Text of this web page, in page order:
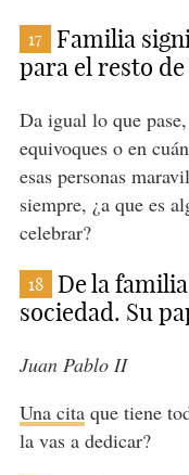
17
Familia
para el resto
Da igual lo que
equivoques o en
esas personas
siempre, ¿a que es
celebrar?
18
De la
sociedad. Su
Juan Pablo II
Una citaque tiene
la vas a dedicar?